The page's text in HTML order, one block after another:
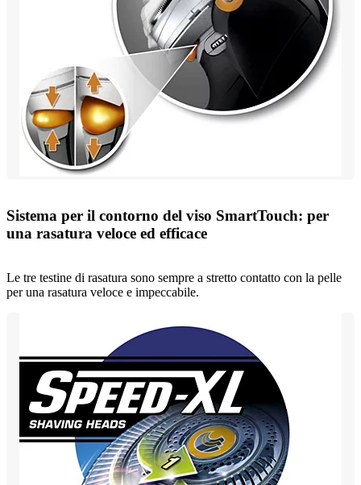
Sistema per il contorno del viso SmartTouch: per
una rasatura veloce ed efficace
Le tre testine di rasatura sono sempre a stretto contatto con la pelle
per una rasatura veloce e impeccabile.